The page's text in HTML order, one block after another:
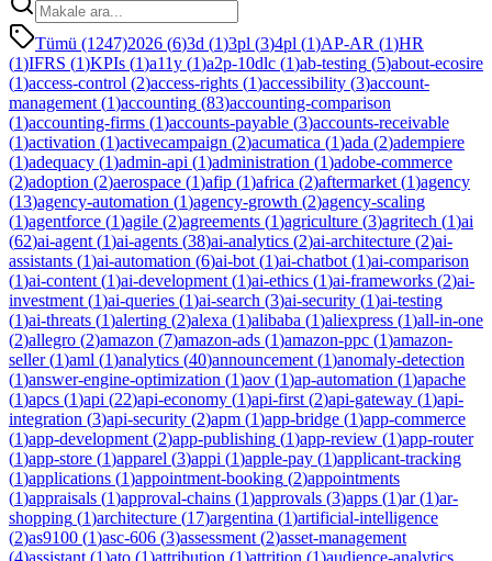
Tümü (1247)2026 (6)3d (1)3pl (3)4pl (1)AP-AR (1)HR
(1)IFRS (1)KPIs (1)a11y (1)a2p-10dlc (1)ab-testing (5)about-ecosire
(1)access-control (2)access-rights (1)accessibility (3)account-
management (1)accounting (83)accounting-comparison
(1)accounting-firms (1)accounts-payable (3)accounts-receivable
(1)activation (1)activecampaign (2)acumatica (1)ada (2)adempiere
(1)adequacy (1)admin-api (1)administration (1)adobe-commerce
(2)adoption (2)aerospace (1)afip (1)africa (2)aftermarket (1)agency
(13)agency-automation (1)agency-growth (2)agency-scaling
(1)agentforce (1)agile (2)agreements (1)agriculture (3)agritech (1)ai
(62)ai-agent (1)ai-agents (38)ai-analytics (2)ai-architecture (2)ai-
assistants (1)ai-automation (6)ai-bot (1)ai-chatbot (1)ai-comparison
(1)ai-content (1)ai-development (1)ai-ethics (1)ai-frameworks (2)ai-
investment (1)ai-queries (1)ai-search (3)ai-security (1)ai-testing
(1)ai-threats (1)alerting (2)alexa (1)alibaba (1)aliexpress (1)all-in-one
(2)allegro (2)amazon (7)amazon-ads (1)amazon-ppc (1)amazon-
seller(1)aml (1)analytics (40)announcement (1)anomaly-detection
(1)answer-engine-optimization (1)aov (1)ap-automation (1)apache
(1)apcs (1)api (22)api-economy (1)api-first (2)api-gateway (1)api-
integration (3)api-security (2)apm (1)app-bridge (1)app-commerce
(1)app-development (2)app-publishing (1)app-review (1)app-router
(1)app-store (1)apparel (3)appi (1)apple-pay (1)applicant-tracking
(1)applications (1)appointment-booking (2)appointments
(1)appraisals (1)approval-chains (1)approvals (3)apps (1)ar(1)ar-
shopping (1)architecture (17)argentina (1)artificial-intelligence
(2)as9100 (1)asc-606 (3)assessment (2)asset-management
(4)assistant (1)ato (1)attribution (1)attrition (1)audience-analytics